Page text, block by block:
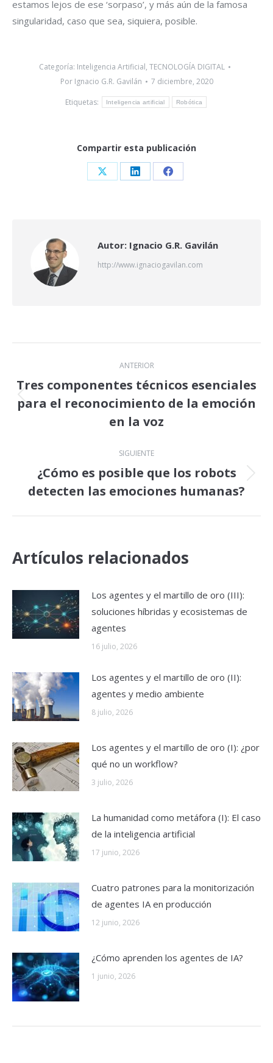
estamos lejos de ese ‘sorpaso’, y más aún de la famosa
singularidad, caso que sea, siquiera, posible.
Categoría: Inteligencia Artificial, TECNOLOGÍA DIGITAL
Por Ignacio G.R. Gavilán
7 diciembre, 2020
Etiquetas:
Inteligencia artificial Robótica
Compartir esta publicación
Share Share Share
Autor: Ignacio G.R. Gavilán
http://www.ignaciogavilan.com
Navegación
entre
publicaciones
ANTERIOR
Publicación
anterior:
Tres componentes técnicos esenciales
para el reconocimiento de la emoción
en la voz
SIGUIENTE
Publicación
siguiente:
¿Cómo es posible que los robots
detecten las emociones humanas?
Artículos relacionados
Los agentes y el martillo de oro (III):
soluciones híbridas y ecosistemas de
agentes
16 julio, 2026
Los agentes y el martillo de oro (II):
agentes y medio ambiente
8 julio, 2026
Los agentes y el martillo de oro (I): ¿por
qué no un workflow?
3 julio, 2026
La humanidad como metáfora (I): El caso
de la inteligencia artificial
17 junio, 2026
Cuatro patrones para la monitorización
de agentes IA en producción
12 junio, 2026
¿Cómo aprenden los agentes de IA?
1 junio, 2026